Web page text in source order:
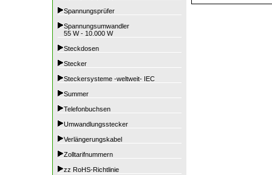
Spannungsprüfer
Spannungsumwandler
55 W - 10.000 W
Steckdosen
Stecker
Steckersysteme -weltweit- IEC
Summer
Telefonbuchsen
Umwandlungsstecker
Verlängerungskabel
Zolltarifnummern
zz RoHS-Richtlinie